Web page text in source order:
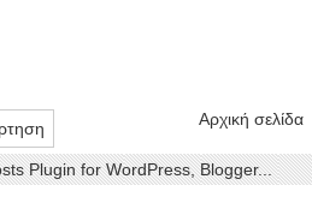
Αρχική σελίδα